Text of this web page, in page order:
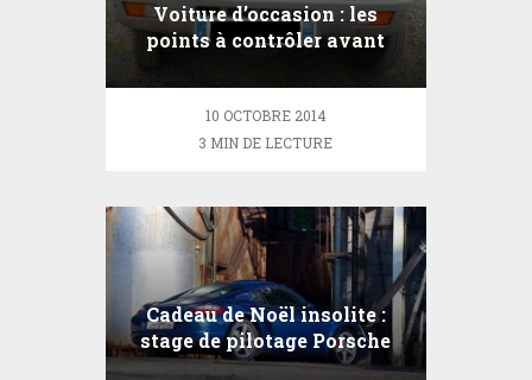
Voiture d’occasion : les
points à contrôler avant
10 OCTOBRE 2014
3 MIN DE LECTURE
Cadeau de Noël insolite :
stage de pilotage Porsche